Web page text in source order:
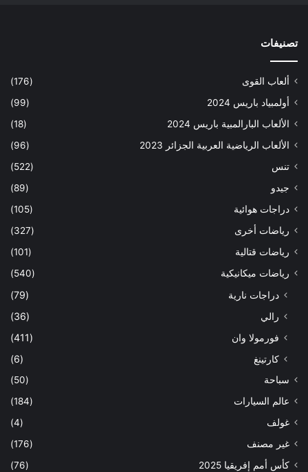
تصنيفات
ألعاب القوى
(176)
أولمبياد باريس 2024
(99)
الألعاب البارالمبية باريس 2024
(18)
الألعاب الرياضية العربية الجزائر 2023
(96)
تنس
(522)
جيدو
(89)
دراجات هوائية
(105)
رياضات أخرى
(327)
رياضات قتالية
(101)
رياضات ميكانيكية
(540)
دراجات نارية
(79)
رالي
(36)
فورمولا وان
(411)
كارتينغ
(6)
سباحة
(50)
عالم السيارات
(184)
غولف
(4)
غير مصنف
(176)
كأس أمم إفريقيا 2025
(76)